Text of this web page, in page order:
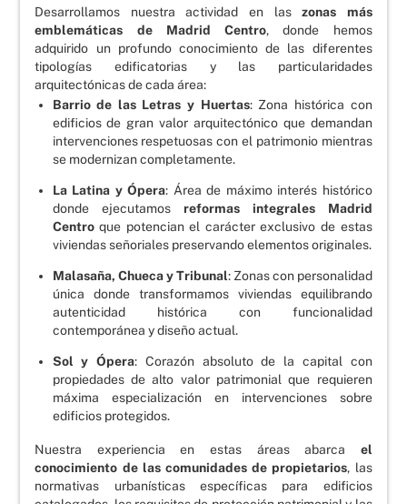
Desarrollamos nuestra actividad en laszonas más
emblemáticas de Madrid Centro, donde hemos
adquirido un profundo conocimiento de las diferentes
tipologías edificatorias y las particularidades
arquitectónicas de cada área:
Barrio de las Letras y Huertas: Zona histórica con
edificios de gran valor arquitectónico que demandan
intervenciones respetuosas con el patrimonio mientras
se modernizan completamente.
La Latina y Ópera: Área de máximo interés histórico
donde ejecutamos reformas integrales Madrid
Centroque potencian el carácter exclusivo de estas
viviendas señoriales preservando elementos originales.
Malasaña, Chueca y Tribunal: Zonas con personalidad
única donde transformamos viviendas equilibrando
autenticidad histórica con funcionalidad
contemporánea y diseño actual.
Sol y Ópera: Corazón absoluto de la capital con
propiedades de alto valor patrimonial que requieren
máxima especialización en intervenciones sobre
edificios protegidos.
Nuestra experiencia en estas áreas abarca el
conocimiento de las comunidades de propietarios, las
normativas urbanísticas específicas para edificios